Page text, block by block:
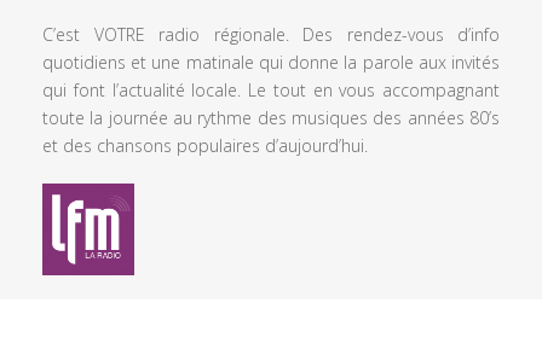
C’est VOTRE radio régionale. Des rendez-vous d’info
quotidiens et une matinale qui donne la parole aux invités
qui font l’actualité locale. Le tout en vous accompagnant
toute la journée au rythme des musiques des années 80’s
et des chansons populaires d’aujourd’hui.